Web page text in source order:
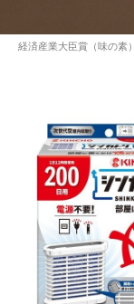
経済産業大臣賞（味の素）